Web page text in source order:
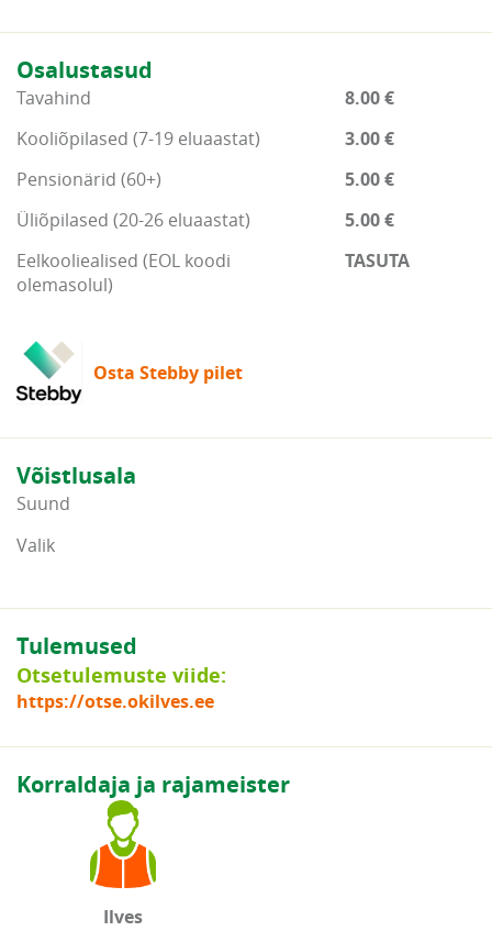
Osalustasud
Tavahind
8.00 €
Kooliõpilased (7-19 eluaastat)
3.00 €
Pensionärid (60+)
5.00 €
Üliõpilased (20-26 eluaastat)
5.00 €
Eelkooliealised (EOL koodi
olemasolul)
TASUTA
Osta Stebby pilet
Võistlusala
Suund
Valik
Tulemused
Otsetulemuste viide:
https://otse.okilves.ee
Korraldaja ja rajameister
Ilves